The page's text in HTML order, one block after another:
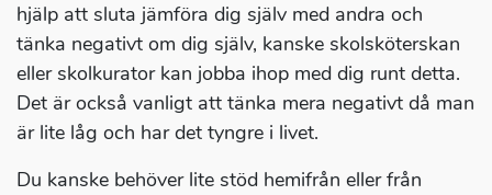
hjälp att sluta jämföra dig själv med andra och
tänka negativt om dig själv, kanske skolsköterskan
eller skolkurator kan jobba ihop med dig runt detta.
Det är också vanligt att tänka mera negativt då man
är lite låg och har det tyngre i livet.
Du kanske behöver lite stöd hemifrån eller från